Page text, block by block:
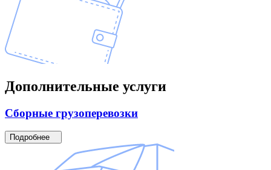
Дополнительные услуги
Сборные грузоперевозки
Подробнее